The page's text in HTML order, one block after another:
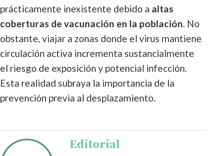
prácticamente inexistente debido a altas
coberturas de vacunación en la población. No
obstante, viajar a zonas donde el virus mantiene
circulación activa incrementa sustancialmente
el riesgo de exposición y potencial infección.
Esta realidad subraya la importancia de la
prevención previa al desplazamiento.
Editorial